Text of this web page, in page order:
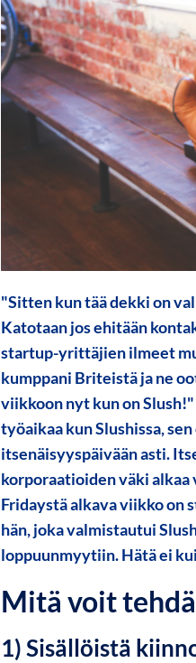
"Sitten kun tää dekki on
Katotaan jos ehitään
startup-yrittäjien ilmeet
kumppani Briteistä ja ne
viikkoon nyt kun on
työaikaa kun Slushissa,
itsenäisyyspäivään asti.
korporaatioiden väki
Fridaystä alkava viikko
hän, joka valmistautui
loppuunmyytiin. Hätä ei
Mitä voit
1) Sisällöistä